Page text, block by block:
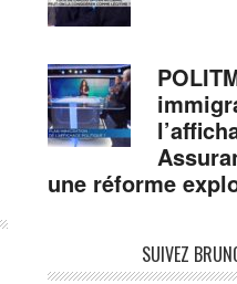
une réforme
SUIVEZ